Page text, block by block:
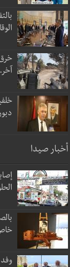
خرق
أخبار صيدا
وفد